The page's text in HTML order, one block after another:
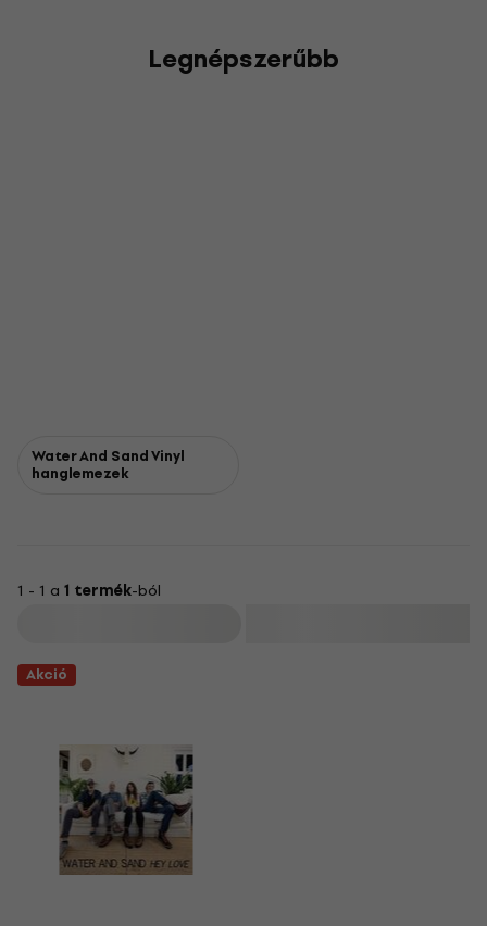
Legnépszerűbb
Water And Sand Vinyl
hanglemezek
1 - 1 a 1 termék-ból
Akció